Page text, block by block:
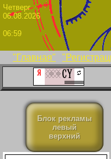
"Главная"
06.08.2026
06:59
Блок рекламы
левый
верхний